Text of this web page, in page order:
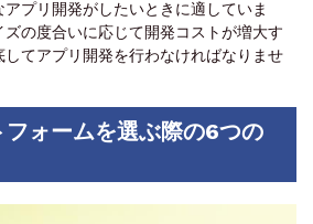
プリ開発がしたいときに適していま
の度合いに応じて開発コストが増大す
てアプリ開発を行わなければなりませ
フォームを選ぶ際の6つの